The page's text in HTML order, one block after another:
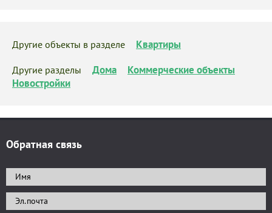
Другие объекты в разделе Квартиры
Другие разделы Дома
Коммерческие объекты
Новостройки
Обратная связь